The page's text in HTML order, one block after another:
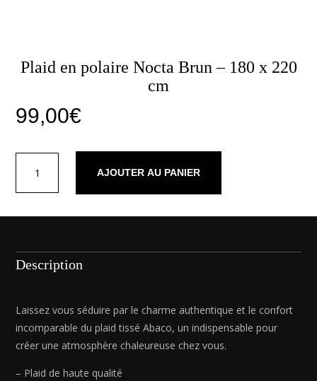
Plaid en polaire Nocta Brun – 180 x 220
cm
99,00€
Plaid
Brun
-
x
220
cm
AJOUTER AU PANIER
Description
Laissez vous séduire par le charme authentique et le confort
incomparable du plaid tissé Abaco, un indispensable pour
créer une atmosphère chaleureuse chez vous.
– Plaid de haute qualité